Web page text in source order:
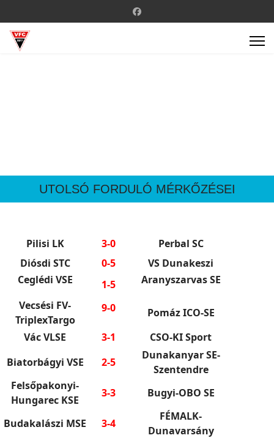
UTOLSÓ FORDULÓ MÉRKŐZÉSEI
Pilisi LK 3-0
Perbal SC
Diósdi STC
0-5
VS Dunakeszi
Ceglédi VSE
1-5
Aranyszarvas SE
Vecsési FV-
TriplexTargo
9-0
Pomáz ICO-SE
Vác VLSE
3-1
CSO-KI Sport
Biatorbágyi VSE
2-5
Dunakanyar SE-
Szentendre
Felsőpakonyi-
Hungarec KSE
3-3 Bugyi-OBO SE
Budakalászi MSE 3-4
FÉMALK-
Dunavarsány